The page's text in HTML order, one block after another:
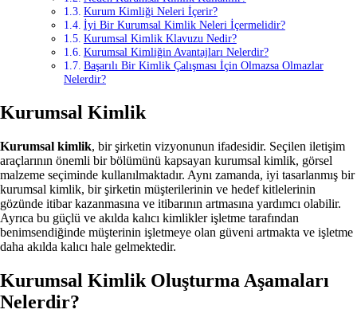
Kurum Kimliği Neleri İçerir?
İyi Bir Kurumsal Kimlik Neleri İçermelidir?
Kurumsal Kimlik Klavuzu Nedir?
Kurumsal Kimliğin Avantajları Nelerdir?
Başarılı Bir Kimlik Çalışması İçin Olmazsa Olmazlar
Nelerdir?
Kurumsal Kimlik
Kurumsal kimlik, bir şirketin vizyonunun ifadesidir. Seçilen iletişim
araçlarının önemli bir bölümünü kapsayan kurumsal kimlik, görsel
malzeme seçiminde kullanılmaktadır. Aynı zamanda, iyi tasarlanmış bir
kurumsal kimlik, bir şirketin müşterilerinin ve hedef kitlelerinin
gözünde itibar kazanmasına ve itibarının artmasına yardımcı olabilir.
Ayrıca bu güçlü ve akılda kalıcı kimlikler işletme tarafından
benimsendiğinde müşterinin işletmeye olan güveni artmakta ve işletme
daha akılda kalıcı hale gelmektedir.
Kurumsal Kimlik Oluşturma Aşamaları
Nelerdir?